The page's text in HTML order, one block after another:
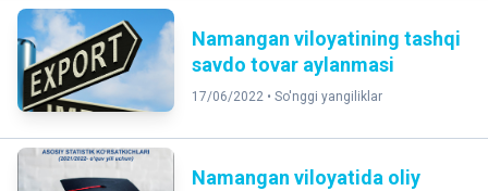
Namangan viloyatining tashqi
savdo tovar aylanmasi
17/06/2022 • So'nggi yangiliklar
Namangan viloyatida oliy